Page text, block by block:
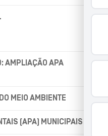
AMPLIAÇÃO APA
MEIO AMBIENTE
(APA) MUNICIPAIS